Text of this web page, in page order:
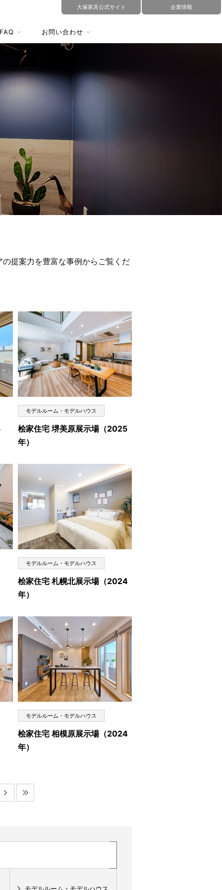
大塚家具公式サイト 企業情報
お問い合わせ
提案力を豊富な事例からご覧くだ
モデルルーム・モデルハウス
桧家住宅 堺美原展示場（2025
年）
モデルルーム・モデルハウス
桧家住宅 札幌北展示場（2024
年）
モデルルーム・モデルハウス
桧家住宅 相模原展示場（2024
年）
モデルルーム・モデルハウス